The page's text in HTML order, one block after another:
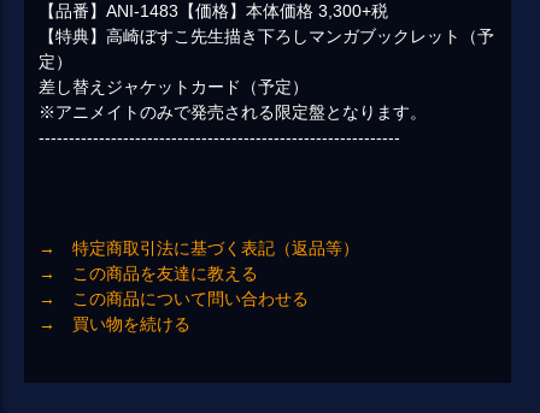
【品番】ANI-1483【価格】本体価格 3,300+税
【特典】高崎ぼすこ先生描き下ろしマンガブックレット（予
定）
差し替えジャケットカード（予定）
※アニメイトのみで発売される限定盤となります。
------------------------------------------------------------
→ 特定商取引法に基づく表記（返品等）
→ この商品を友達に教える
→ この商品について問い合わせる
→ 買い物を続ける